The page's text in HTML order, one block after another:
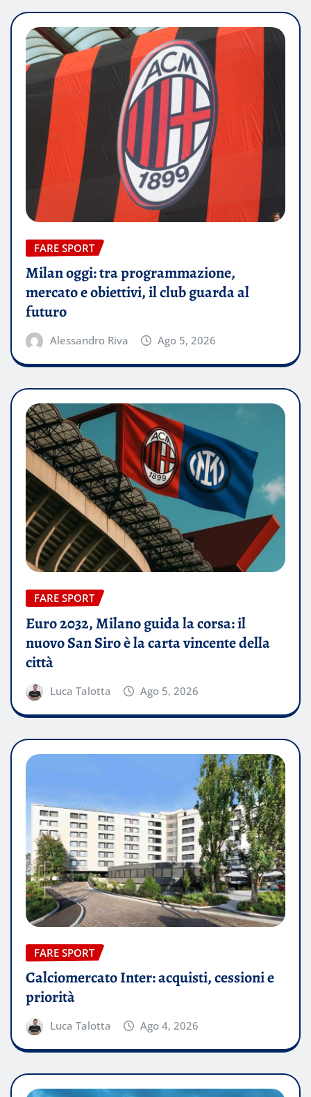
FARE SPORT
Milan oggi: tra programmazione,
mercato e obiettivi, il club guarda al
futuro
Alessandro Riva Ago 5, 2026
FARE SPORT
Euro 2032, Milano guida la corsa: il
nuovo San Siro è la carta vincente della
città
Luca Talotta Ago 5, 2026
FARE SPORT
Calciomercato Inter: acquisti, cessioni e
priorità
Luca Talotta Ago 4, 2026